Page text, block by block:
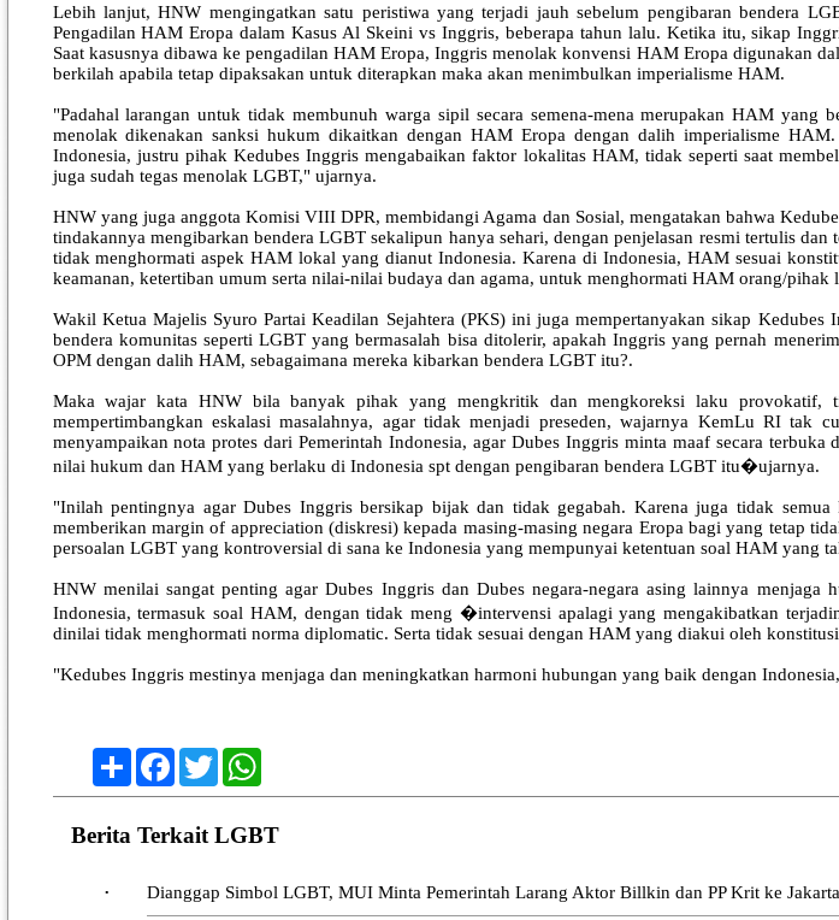
Lebih lanjut, HNW mengingatkan satu peristiwa yang terjadi jauh sebelum pengibaran bendera
Pengadilan HAM Eropa dalam Kasus Al Skeini vs Inggris, beberapa tahun lalu. Ketika itu, sikap
Saat kasusnya dibawa ke pengadilan HAM Eropa, Inggris menolak konvensi HAM Eropa digunakan
berkilah apabila tetap dipaksakan untuk diterapkan maka akan menimbulkan imperialisme HAM.
"Padahal larangan untuk tidak membunuh warga sipil secara semena-mena merupakan HAM
menolak dikenakan sanksi hukum dikaitkan dengan HAM Eropa dengan dalih imperialisme
Indonesia, justru pihak Kedubes Inggris mengabaikan faktor lokalitas HAM, tidak seperti saat
juga sudah tegas menolak LGBT," ujarnya.
HNW yang juga anggota Komisi VIII DPR, membidangi Agama dan Sosial, mengatakan bahwa
tindakannya mengibarkan bendera LGBT sekalipun hanya sehari, dengan penjelasan resmi tertulis
tidak menghormati aspek HAM lokal yang dianut Indonesia. Karena di Indonesia, HAM sesuai
keamanan, ketertiban umum serta nilai-nilai budaya dan agama, untuk menghormati HAM orang/
Wakil Ketua Majelis Syuro Partai Keadilan Sejahtera (PKS) ini juga mempertanyakan sikap
bendera komunitas seperti LGBT yang bermasalah bisa ditolerir, apakah Inggris yang pernah
OPM dengan dalih HAM, sebagaimana mereka kibarkan bendera LGBT itu?.
Maka wajar kata HNW bila banyak pihak yang mengkritik dan mengkoreksi laku provokatif,
mempertimbangkan eskalasi masalahnya, agar tidak menjadi preseden, wajarnya KemLu RI
menyampaikan nota protes dari Pemerintah Indonesia, agar Dubes Inggris minta maaf secara
nilai hukum dan HAM yang berlaku di Indonesia spt dengan pengibaran bendera LGBT itu�ujarnya.
"Inilah pentingnya agar Dubes Inggris bersikap bijak dan tidak gegabah. Karena juga tidak
memberikan margin of appreciation (diskresi) kepada masing-masing negara Eropa bagi yang tetap
persoalan LGBT yang kontroversial di sana ke Indonesia yang mempunyai ketentuan soal HAM yang
HNW menilai sangat penting agar Dubes Inggris dan Dubes negara-negara asing lainnya
Indonesia, termasuk soal HAM, dengan tidak meng �intervensi apalagi yang mengakibatkan
dinilai tidak menghormati norma diplomatic. Serta tidak sesuai dengan HAM yang diakui oleh
"Kedubes Inggris mestinya menjaga dan meningkatkan harmoni hubungan yang baik dengan
Share Facebook
Twitter
Berita Terkait LGBT
• Dianggap Simbol LGBT, MUI Minta Pemerintah Larang Aktor Billkin dan PP Krit ke Jakarta